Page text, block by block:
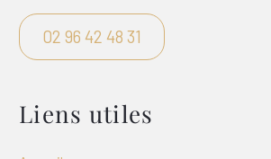
02 96 42 48 31
Liens utiles